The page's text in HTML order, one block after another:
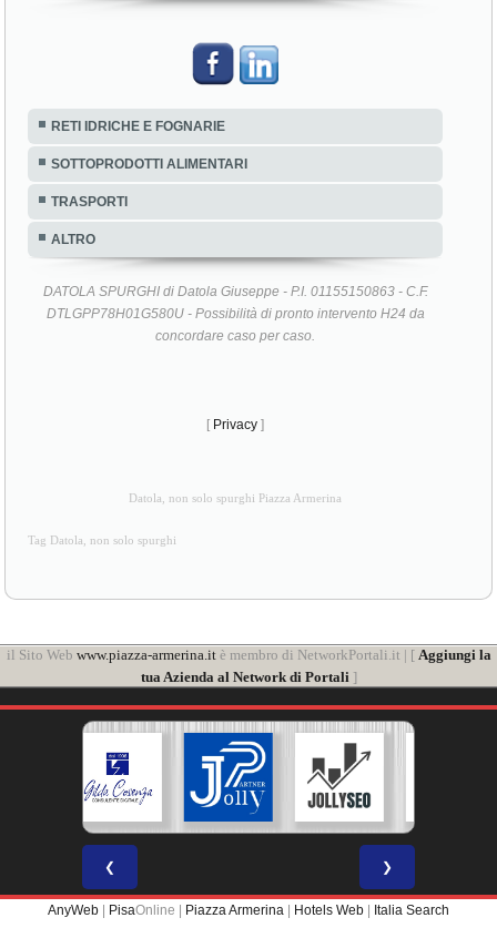
RETI IDRICHE E FOGNARIE
SOTTOPRODOTTI ALIMENTARI
TRASPORTI
ALTRO
DATOLA SPURGHI di Datola Giuseppe - P.I. 01155150863 - C.F.
DTLGPP78H01G580U - Possibilità di pronto intervento H24 da
concordare caso per caso.
[ Privacy ]
Datola, non solo spurghi Piazza Armerina
Tag Datola, non solo spurghi
il Sito Web www.piazza-armerina.itè membro di NetworkPortali.it | [ Aggiungi la
tua Azienda al Network di Portali ]
❮ ❯
AnyWeb | PisaOnline | Piazza Armerina | Hotels Web | Italia Search